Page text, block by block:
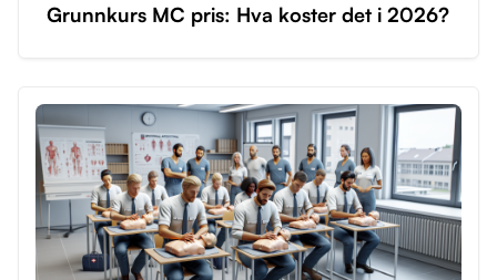
Grunnkurs MC pris: Hva koster det i 2026?